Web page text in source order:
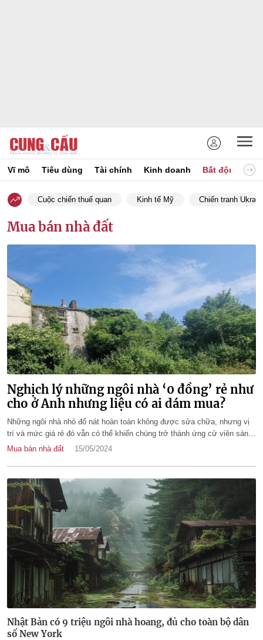
Vĩ mô Tiêu dùng Tài chính Kinh doanh Bất động sản
Cuộc chiến thuế quan Kinh tế Mỹ Chiến tranh
Mua bán nhà đất
Nghịch lý những ngôi nhà ‘0 đồng’ rẻ như
cho ở Anh nhưng liệu có ai dám mua?
Những ngôi nhà nhỏ đổ nát hoàn toàn không được sửa chữa, nhưng vị
trí và mức giá rẻ đó vẫn có thể khiến chúng trở thành ứng cử viên sáng
giá cho những nhà phát triển bất động sản.
Mua bán nhà đất 15/05/2024
Nhật Bản có 9 triệu ngôi nhà hoang, đủ cho toàn bộ dân
số New York